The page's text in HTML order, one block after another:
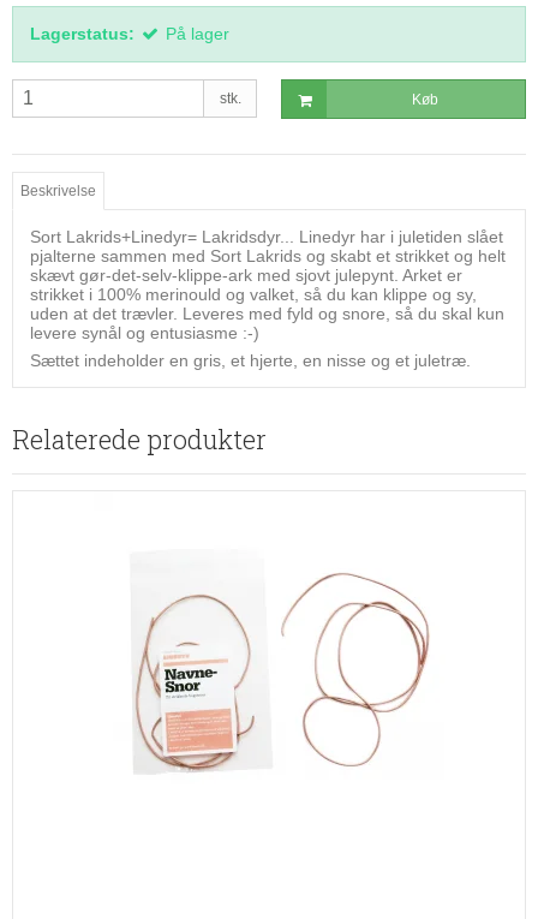
Lagerstatus: På lager
stk. Køb
Beskrivelse
Sort Lakrids+Linedyr= Lakridsdyr... Linedyr har i juletiden slået
pjalterne sammen med Sort Lakrids og skabt et strikket og helt
skævt gør-det-selv-klippe-ark med sjovt julepynt. Arket er
strikket i 100% merinould og valket, så du kan klippe og sy,
uden at det trævler. Leveres med fyld og snore, så du skal kun
levere synål og entusiasme :-)
Sættet indeholder en gris, et hjerte, en nisse og et juletræ.
Relaterede produkter